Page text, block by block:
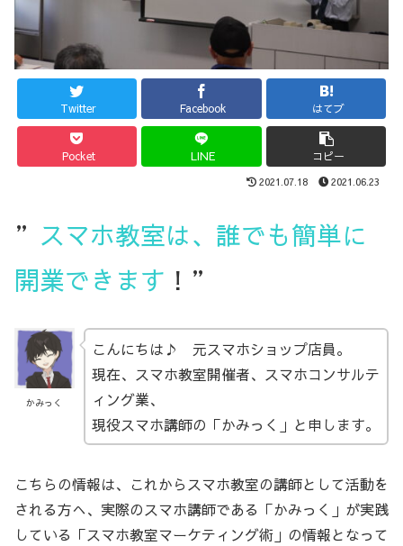
Twitter Facebook はてブ
Pocket LINE コピー
2021.07.18 2021.06.23
” スマホ教室は、誰でも簡単に
開業できます ！”
かみっく
こんにちは♪ 元スマホショップ店員。
現在、スマホ教室開催者、スマホコンサルテ
ィング業、
現役スマホ講師の「かみっく」と申します。
こちらの情報は、これからスマホ教室の講師として活動を
される方へ、実際のスマホ講師である「かみっく」が実践
している「スマホ教室マーケティング術」の情報となって